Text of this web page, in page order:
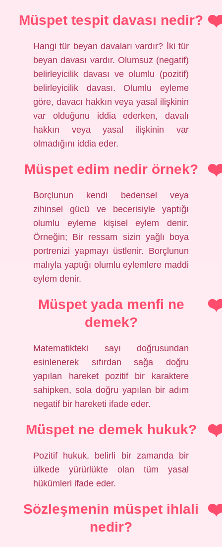
Müspet tespit davası nedir?
Hangi tür beyan davaları vardır? İki tür
beyan davası vardır. Olumsuz (negatif)
belirleyicilik davası ve olumlu (pozitif)
belirleyicilik davası. Olumlu eyleme
göre, davacı hakkın veya yasal ilişkinin
var olduğunu iddia ederken, davalı
hakkın veya yasal ilişkinin var
olmadığını iddia eder.
Müspet edim nedir örnek?
Borçlunun kendi bedensel veya
zihinsel gücü ve becerisiyle yaptığı
olumlu eyleme kişisel eylem denir.
Örneğin; Bir ressam sizin yağlı boya
portrenizi yapmayı üstlenir. Borçlunun
malıyla yaptığı olumlu eylemlere maddi
eylem denir.
Müspet yada menfi ne
demek?
Matematikteki sayı doğrusundan
esinlenerek sıfırdan sağa doğru
yapılan hareket pozitif bir karaktere
sahipken, sola doğru yapılan bir adım
negatif bir hareketi ifade eder.
Müspet ne demek hukuk?
Pozitif hukuk, belirli bir zamanda bir
ülkede yürürlükte olan tüm yasal
hükümleri ifade eder.
Sözleşmenin müspet ihlali
nedir?